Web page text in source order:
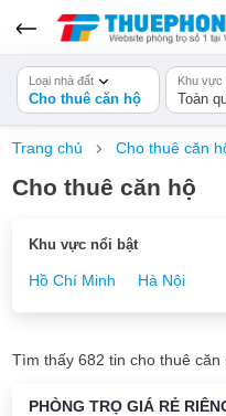
Loại nhà đất
Cho thuê căn hộ
Khu vực
Toàn
Trang chủ Cho thuê căn
Cho thuê căn hộ
Khu vực nổi bật
Hồ Chí Minh Hà Nội
Tìm thấy 682 tin cho thuê căn
PHÒNG TRỌ GIÁ RẺ